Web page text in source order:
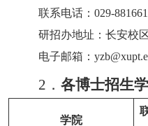
联系电话： 029-
研招办地址：长安校
电子邮箱：
2 ． 各博士招生
学院